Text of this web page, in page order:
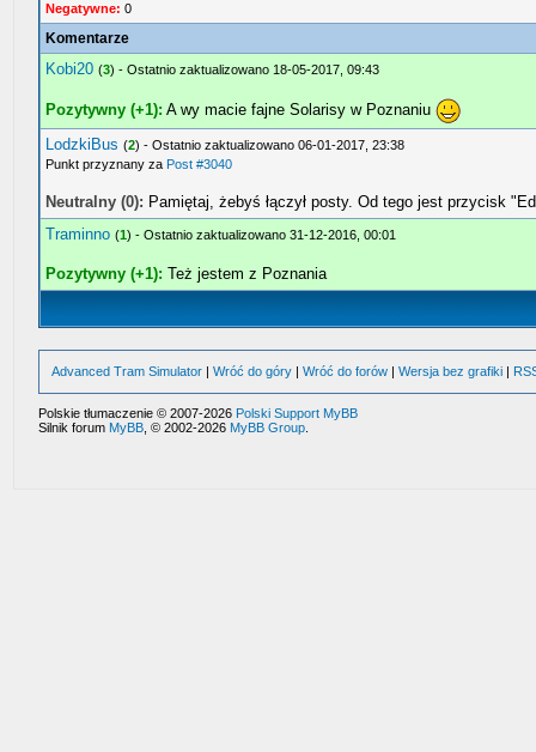
Negatywne: 0
Komentarze
Kobi20 (3) - Ostatnio zaktualizowano 18-05-2017, 09:43
Pozytywny (+1): A wy macie fajne Solarisy w Poznaniu
LodzkiBus (2) - Ostatnio zaktualizowano 06-01-2017, 23:38
Punkt przyznany za Post #3040
Neutralny (0): Pamiętaj, żebyś łączył posty. Od tego jest przycisk
Traminno (1) - Ostatnio zaktualizowano 31-12-2016, 00:01
Pozytywny (+1): Też jestem z Poznania
Advanced Tram Simulator |Wróć do góry |Wróć do forów |Wersja bez grafiki |
Polskie tłumaczenie © 2007-2026 Polski Support MyBB
Silnik forum MyBB , © 2002-2026 MyBB Group